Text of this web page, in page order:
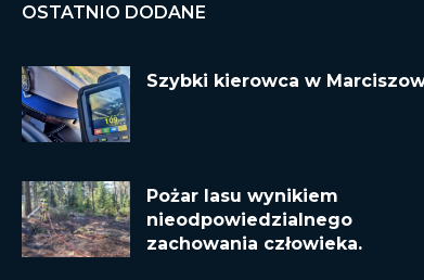
OSTATNIO DODANE
Szybki kierowca w
Pożar lasu wynikiem
nieodpowiedzialnego
zachowania człowieka.